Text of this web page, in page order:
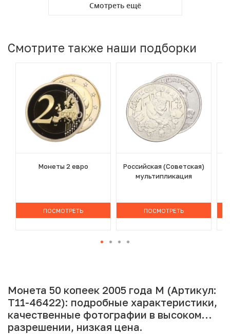
Смотреть ещё
Смотрите также наши подборки
Монеты 2 евро
ПОСМОТРЕТЬ
Российская (Советская)
мультипликация
ПОСМОТРЕТЬ
Монета 50 копеек 2005 года М (Артикул:
T11-46422): подробные характеристики,
качественные фотографии в высоком
разрешении, низкая цена.